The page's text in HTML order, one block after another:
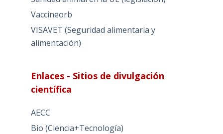
Vaccineorb
VISAVET (Seguridad alimentaria y
alimentación)
Enlaces - Sitios de divulgación
científica
AECC
Bio (Ciencia+Tecnología)